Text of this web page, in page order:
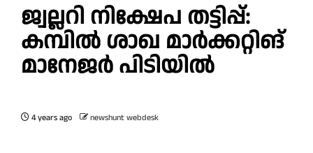
ജ്വല്ലറി നിക്ഷേപ തട്ടിപ്പ്:
കമ്പിൽ ശാഖ മാര്‍ക്കറ്റിങ്‌
മാനേജര്‍ പിടിയില്‍
4 years ago newshunt webdesk